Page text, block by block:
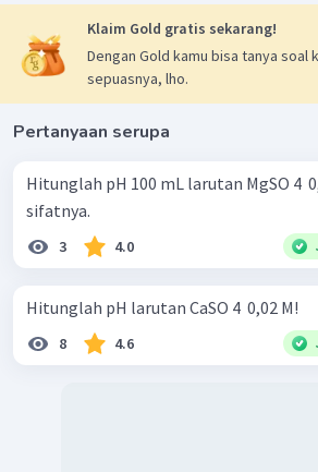
Klaim Gold gratis sekarang!
Dengan Gold kamu bisa tanya soal
sepuasnya, lho.
Pertanyaan serupa
Hitunglah pH 100 mL larutan MgSO 4
sifatnya.
3 4.0
Hitunglah pH larutan CaSO 4 ​ 0,02 M!
8 4.6